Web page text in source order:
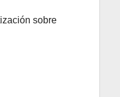
sobre